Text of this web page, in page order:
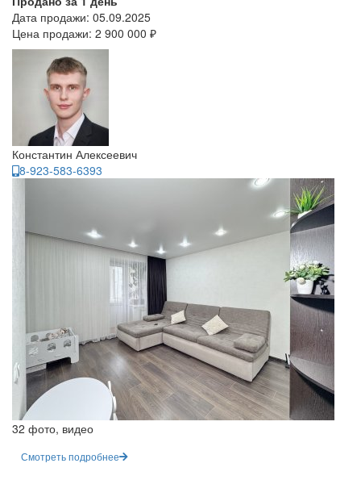
Дата продажи: 05.09.2025
Цена продажи: 2 900 000 ₽
Константин Алексеевич
8-923-583-6393
32 фото, видео
Смотреть подробнее